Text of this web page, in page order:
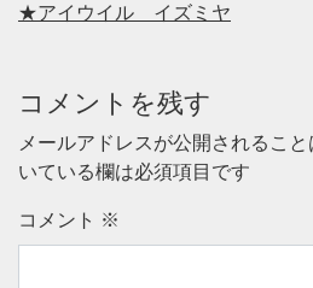
★アイウイル イズミヤ
コメントを残す
メールアドレスが公開されること
いている欄は必須項目です
コメント ※